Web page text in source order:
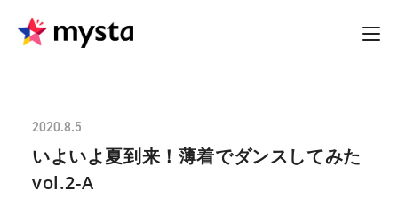
2020.8.5
いよいよ夏到来！薄着でダンスしてみた
vol.2-A